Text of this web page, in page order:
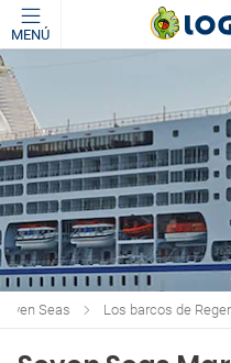
MENÚ
Los barcos de
Seas